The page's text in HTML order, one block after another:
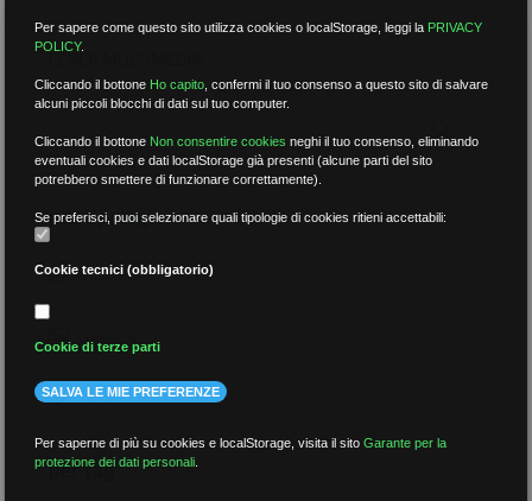
CERCA MULTIMEDIA:
per tipologia
Video
Gallery
Tutti
per tag
Per sapere come questo sito utilizza cookies o localStorage, leggi la PRIVACY
POLICY.
Cliccando il bottone Ho capito,confermi il tuo consenso a questo sito di salvare
alcuni piccoli blocchi di dati sul tuo computer.
Cliccando il bottone Non consentire cookies neghi il tuo consenso, eliminando
eventuali cookies e dati localStorage già presenti (alcune parti del sito
potrebbero smettere di funzionare correttamente).
Se preferisci, puoi selezionare quali tipologie di cookies ritieni accettabili:
Cookie tecnici (obbligatorio)
Cookie di terze parti
SALVA LE MIE PREFERENZE
Per saperne di più su cookies e localStorage, visita il sitoGarante per la
protezione dei dati personali.